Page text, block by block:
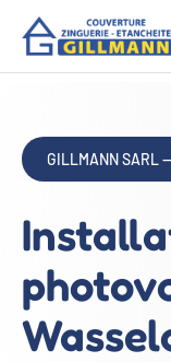
GILLMANN SARL